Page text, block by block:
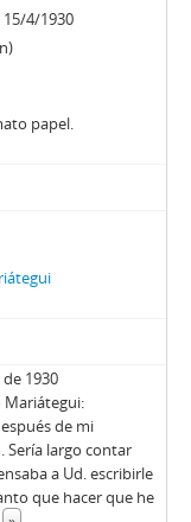
4/1930
papel.
1930
de mi
Sería largo contar
a Ud. escribirle
que hacer que he